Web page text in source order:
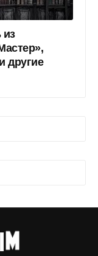
из
другие